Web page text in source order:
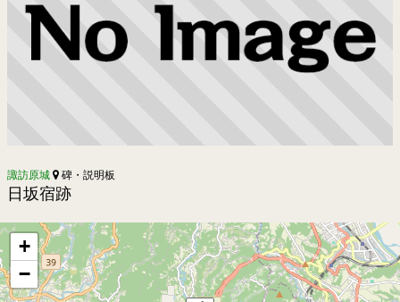
諏訪原城 碑・説明板
日坂宿跡
+
−